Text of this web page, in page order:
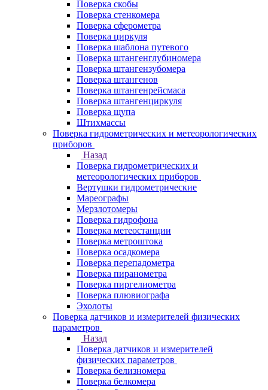
Поверка скобы
Поверка стенкомера
Поверка сферометра
Поверка циркуля
Поверка шаблона путевого
Поверка штангенглубиномера
Поверка штангензубомера
Поверка штангенов
Поверка штангенрейсмаса
Поверка штангенциркуля
Поверка щупа
Штихмассы
Поверка гидрометрических и метеорологических
приборов
Назад
Поверка гидрометрических и
метеорологических приборов
Вертушки гидрометрические
Мареографы
Мерзлотомеры
Поверка гидрофона
Поверка метеостанции
Поверка метроштока
Поверка осадкомера
Поверка перепадометра
Поверка пиранометра
Поверка пиргелиометра
Поверка плювиографа
Эхолоты
Поверка датчиков и измерителей физических
параметров
Назад
Поверка датчиков и измерителей
физических параметров
Поверка белизномера
Поверка белкомера